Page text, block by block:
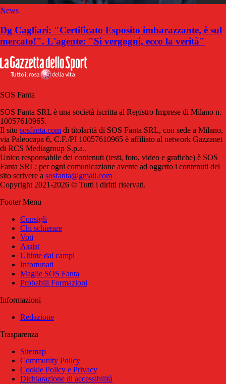
News
Dg Cagliari: "Certificato Esposito imbarazzante, è sul
mercato!". L'agente: "Si vergogni, ecco la verità"
SOS Fanta
SOS Fanta SRL è una società iscritta al Registro Imprese di Milano n.
10057610965.
Il sito sosfanta.com di titolarità di SOS Fanta SRL, con sede a Milano,
via Paleocapa 6, C.F./PI 10057610965 è affiliato al network Gazzanet
di RCS Mediagroup S.p.a..
Unico responsabile dei contenuti (testi, foto, video e grafiche) è SOS
Fanta SRL; per ogni comunicazione avente ad oggetto i contenuti del
sito scrivere a sosfanta@gmail.com
Copyright 2021-2026 © Tutti i diritti riservati.
Footer Menu
Consigli
Chi schierare
Voti
Assist
Ultime dai campi
Infortunati
Maglie SOS Fanta
Probabili Formazioni
Informazioni
Redazione
Trasparenza
Sitemap
Community Policy
Cookie Policy e Privacy
Dichiarazione di accessibilità